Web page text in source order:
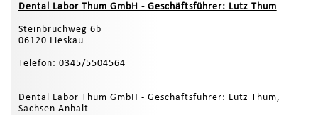
Dental Labor Thum GmbH - Geschäftsführer: Lutz Thum
Steinbruchweg 6b
06120 Lieskau
Telefon: 0345/5504564
Dental Labor Thum GmbH - Geschäftsführer: Lutz Thum,
Sachsen Anhalt